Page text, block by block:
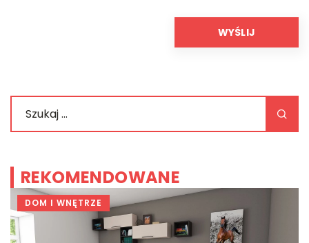
REKOMENDOWANE
DOM I WNĘTRZE